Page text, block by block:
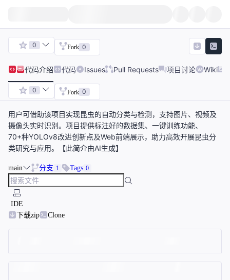
0 Fork 0
代码介绍 代码 Issues Pull Requests 项目讨论 Wiki
0 Fork 0
用户可借助该项目实现昆虫的自动分类与检测，支持图片、视频及
摄像头实时识别。项目提供标注好的数据集、一键训练功能、
70+种YOLOv8改进创新点及Web前端展示，助力高效开展昆虫分
类研究与应用。【此简介由AI生成】
main 分支 1 Tags 0
IDE
下载zip
Clone